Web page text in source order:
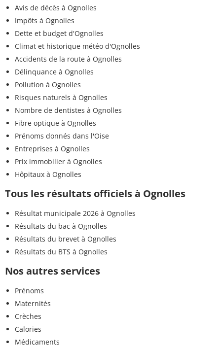
Avis de décès à Ognolles
Impôts à Ognolles
Dette et budget d'Ognolles
Climat et historique météo d'Ognolles
Accidents de la route à Ognolles
Délinquance à Ognolles
Pollution à Ognolles
Risques naturels à Ognolles
Nombre de dentistes à Ognolles
Fibre optique à Ognolles
Prénoms donnés dans l'Oise
Entreprises à Ognolles
Prix immobilier à Ognolles
Hôpitaux à Ognolles
Tous les résultats officiels à Ognolles
Résultat municipale 2026 à Ognolles
Résultats du bac à Ognolles
Résultats du brevet à Ognolles
Résultats du BTS à Ognolles
Nos autres services
Prénoms
Maternités
Crèches
Calories
Médicaments